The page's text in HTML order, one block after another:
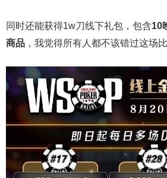
同时还能获得1w刀线下礼包，包含10
商品 ，我觉得所有人都不该错过这场